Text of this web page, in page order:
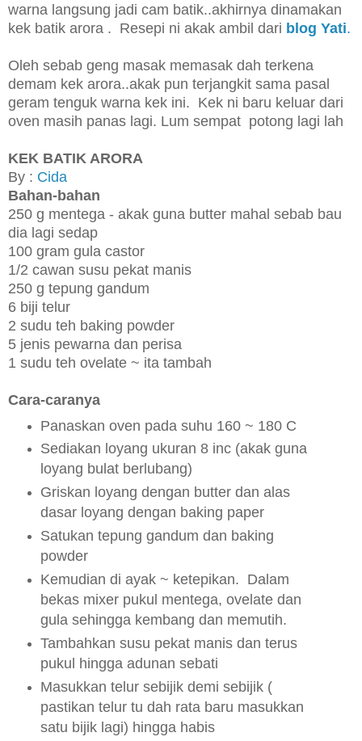
warna langsung jadi cam batik..akhirnya dinamakan
kek batik arora . Resepi ni akak ambil dari blog Yati.
Oleh sebab geng masak memasak dah terkena
demam kek arora..akak pun terjangkit sama pasal
geram tenguk warna kek ini. Kek ni baru keluar dari
oven masih panas lagi. Lum sempat potong lagi lah
KEK BATIK ARORA
By : Cida
Bahan-bahan
250 g mentega - akak guna butter mahal sebab bau
dia lagi sedap
100 gram gula castor
1/2 cawan susu pekat manis
250 g tepung gandum
6 biji telur
2 sudu teh baking powder
5 jenis pewarna dan perisa
1 sudu teh ovelate ~ ita tambah
Cara-caranya
Panaskan oven pada suhu 160 ~ 180 C
Sediakan loyang ukuran 8 inc (akak guna
loyang bulat berlubang)
Griskan loyang dengan butter dan alas
dasar loyang dengan baking paper
Satukan tepung gandum dan baking
powder
Kemudian di ayak ~ ketepikan. Dalam
bekas mixer pukul mentega, ovelate dan
gula sehingga kembang dan memutih.
Tambahkan susu pekat manis dan terus
pukul hingga adunan sebati
Masukkan telur sebijik demi sebijik (
pastikan telur tu dah rata baru masukkan
satu bijik lagi) hingga habis